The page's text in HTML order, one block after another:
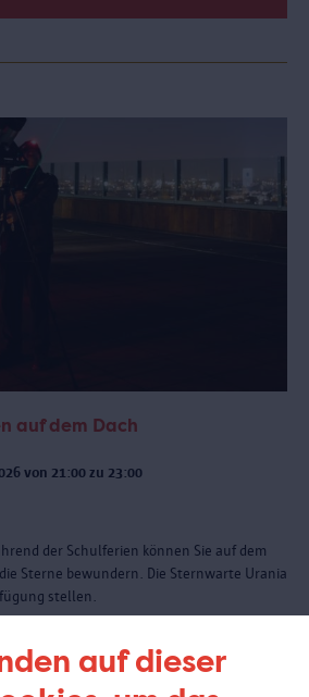
auf dieser
auf dem Dach
von 21:00 zu 23:00
der Schulferien können Sie auf dem
Sterne bewundern. Die Sternwarte Urania
stellen.